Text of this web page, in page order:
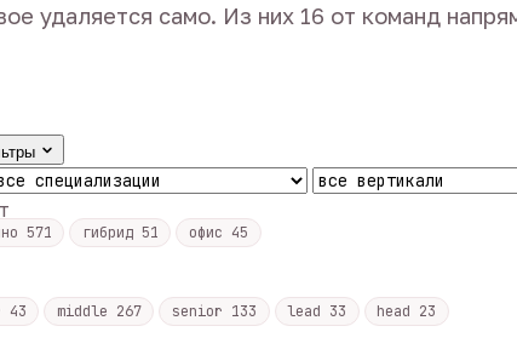
удаляется само. Из них 16 от команд
571 гибрид 51 офис 45
43 middle 267 senior 133 lead 33 head 23